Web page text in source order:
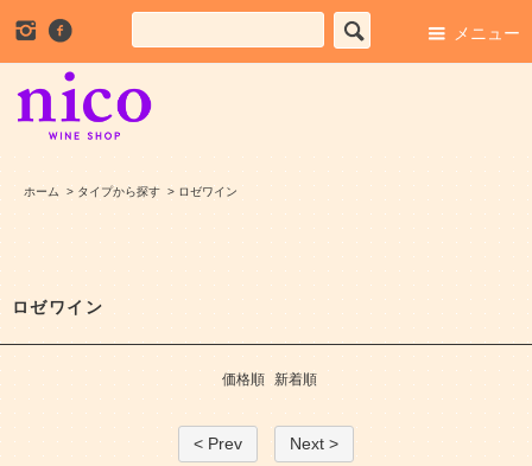
メニュー
ホーム > タイプから探す > ロゼワイン
ロゼワイン
価格順 新着順
< Prev Next >